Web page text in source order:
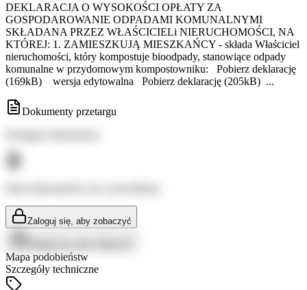
DEKLARACJA O WYSOKOŚCI OPŁATY ZA
GOSPODAROWANIE ODPADAMI KOMUNALNYMI
SKŁADANA PRZEZ WŁAŚCICIELi NIERUCHOMOŚCI, NA
KTÓREJ: 1. ZAMIESZKUJĄ MIESZKAŃCY - składa Właściciel
nieruchomości, który kompostuje bioodpady, stanowiące odpady
komunalne w przydomowym kompostowniku: Pobierz deklarację
(169kB) wersja edytowalna Pobierz deklarację (205kB) ...
Dokumenty przetargu
Zaloguj się, aby zobaczyć
Mapa podobieństw
Szczegóły techniczne